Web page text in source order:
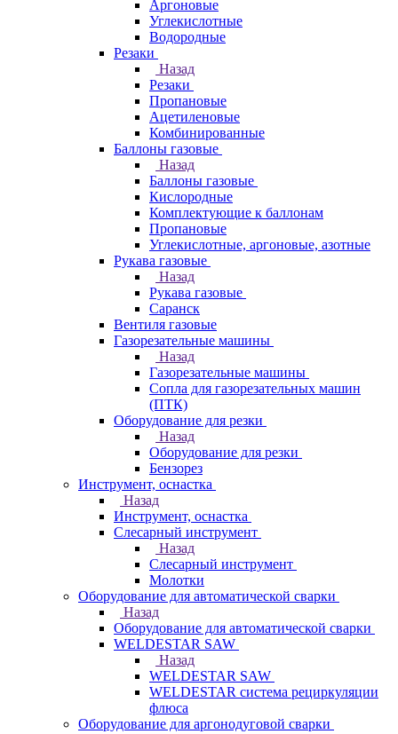
Аргоновые
Углекислотные
Водородные
Резаки
Назад
Резаки
Пропановые
Ацетиленовые
Комбинированные
Баллоны газовые
Назад
Баллоны газовые
Кислородные
Комплектующие к баллонам
Пропановые
Углекислотные, аргоновые, азотные
Рукава газовые
Назад
Рукава газовые
Саранск
Вентиля газовые
Газорезательные машины
Назад
Газорезательные машины
Сопла для газорезательных машин
(ПТК)
Оборудование для резки
Назад
Оборудование для резки
Бензорез
Инструмент, оснастка
Назад
Инструмент, оснастка
Слесарный инструмент
Назад
Слесарный инструмент
Молотки
Оборудование для автоматической сварки
Назад
Оборудование для автоматической сварки
WELDESTAR SAW
Назад
WELDESTAR SAW
WELDESTAR система рециркуляции
флюса
Оборудование для аргонодуговой сварки